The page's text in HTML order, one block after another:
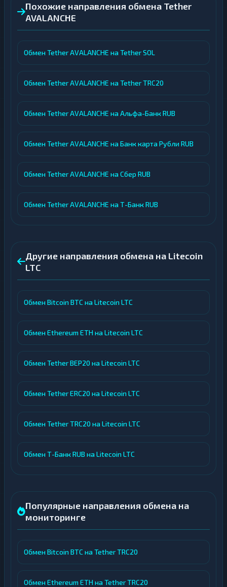
Похожие направления обмена Tether
AVALANCHE
Обмен Tether AVALANCHE на Tether SOL
Обмен Tether AVALANCHE на Tether TRC20
Обмен Tether AVALANCHE на Альфа-Банк RUB
Обмен Tether AVALANCHE на Банк карта Рубли RUB
Обмен Tether AVALANCHE на Сбер RUB
Обмен Tether AVALANCHE на Т-Банк RUB
Другие направления обмена на Litecoin
LTC
Обмен Bitcoin BTC на Litecoin LTC
Обмен Ethereum ETH на Litecoin LTC
Обмен Tether BEP20 на Litecoin LTC
Обмен Tether ERC20 на Litecoin LTC
Обмен Tether TRC20 на Litecoin LTC
Обмен Т-Банк RUB на Litecoin LTC
Популярные направления обмена на
мониторинге
Обмен Bitcoin BTC на Tether TRC20
Обмен Ethereum ETH на Tether TRC20